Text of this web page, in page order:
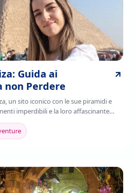
Guida ai
non Perdere
un sito iconico con le sue piramidi e
imperdibili e la loro affascinante